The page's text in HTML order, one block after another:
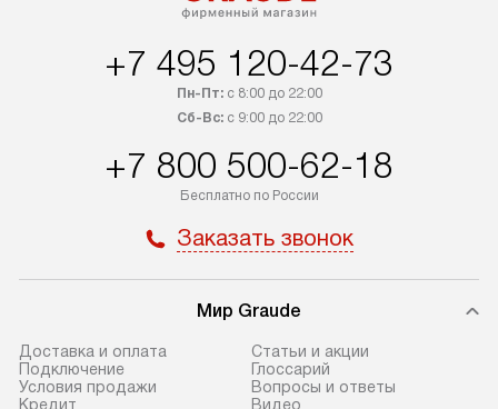
+7 495 120-42-73
Пн-Пт:с 8:00 до 22:00
Сб-Вс:с 9:00 до 22:00
+7 800 500-62-18
Бесплатно по России
Заказать звонок
Мир Graude
Доставка и оплата
Подключение
Условия продажи
Кредит
Статьи и акции
Глоссарий
Вопросы и ответы
Видео